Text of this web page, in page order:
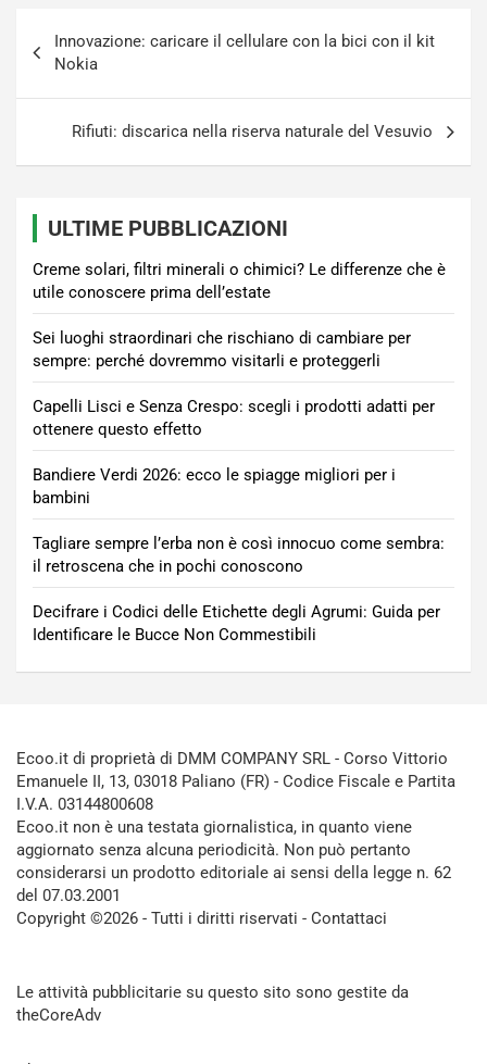
articoli
Innovazione: caricare il cellulare con la bici con il kit
Nokia
Rifiuti: discarica nella riserva naturale del Vesuvio
ULTIME PUBBLICAZIONI
Creme solari, filtri minerali o chimici? Le differenze che è
utile conoscere prima dell’estate
Sei luoghi straordinari che rischiano di cambiare per
sempre: perché dovremmo visitarli e proteggerli
Capelli Lisci e Senza Crespo: scegli i prodotti adatti per
ottenere questo effetto
Bandiere Verdi 2026: ecco le spiagge migliori per i
bambini
Tagliare sempre l’erba non è così innocuo come sembra:
il retroscena che in pochi conoscono
Decifrare i Codici delle Etichette degli Agrumi: Guida per
Identificare le Bucce Non Commestibili
Ecoo.it di proprietà di DMM COMPANY SRL - Corso Vittorio
Emanuele II, 13, 03018 Paliano (FR) - Codice Fiscale e Partita
I.V.A. 03144800608
Ecoo.it non è una testata giornalistica, in quanto viene
aggiornato senza alcuna periodicità. Non può pertanto
considerarsi un prodotto editoriale ai sensi della legge n. 62
del 07.03.2001
Copyright ©2026 - Tutti i diritti riservati - Contattaci
Le attività pubblicitarie su questo sito sono gestite da
theCoreAdv